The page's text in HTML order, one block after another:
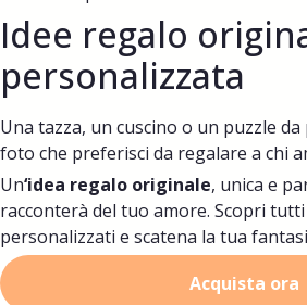
Idee regalo
personalizzata
Una tazza, un cuscino o un puzzle
foto che preferisci da regalare a chi
Un‘idea regalo originale, unica e
racconterà del tuo amore. Scopri
personalizzati e scatena la tua
Acquista ora